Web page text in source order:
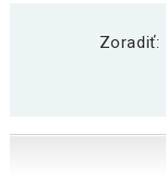
Zoradiť: